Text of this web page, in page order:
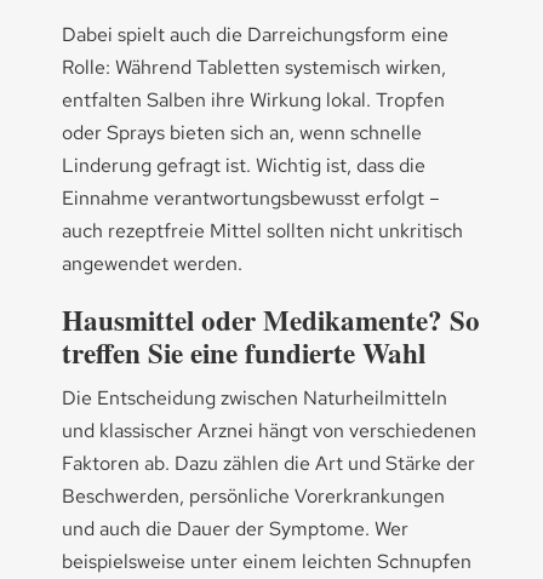
Dabei spielt auch die Darreichungsform eine
Rolle: Während Tabletten systemisch wirken,
entfalten Salben ihre Wirkung lokal. Tropfen
oder Sprays bieten sich an, wenn schnelle
Linderung gefragt ist. Wichtig ist, dass die
Einnahme verantwortungsbewusst erfolgt –
auch rezeptfreie Mittel sollten nicht unkritisch
angewendet werden.
Hausmittel oder Medikamente? So
treffen Sie eine fundierte Wahl
Die Entscheidung zwischen Naturheilmitteln
und klassischer Arznei hängt von verschiedenen
Faktoren ab. Dazu zählen die Art und Stärke der
Beschwerden, persönliche Vorerkrankungen
und auch die Dauer der Symptome. Wer
beispielsweise unter einem leichten Schnupfen